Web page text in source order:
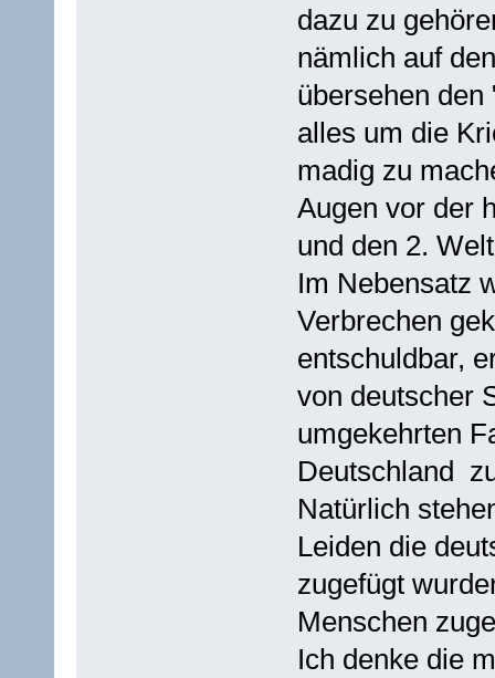
dazu zu
nämlich auf
übersehen
alles um die
madig zu
Augen vor der
und den 2.
Im Nebensatz
Verbrechen
entschuldbar,
von deutscher
umgekehrten
Deutschland
Natürlich
Leiden die
zugefügt
Menschen
Ich denke die